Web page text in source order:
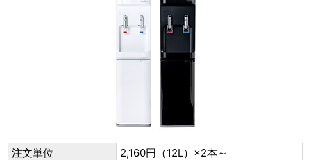
注文単位
2,160円（12L）×2本～